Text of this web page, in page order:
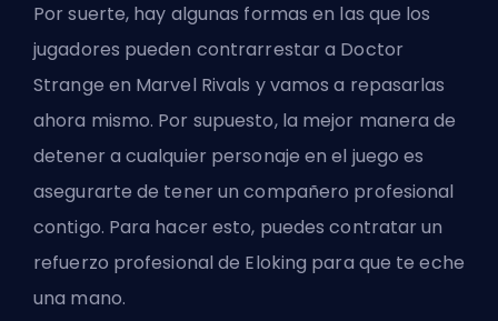
Por suerte, hay algunas formas en las que los
jugadores pueden contrarrestar a Doctor
Strange en Marvel Rivals y vamos a repasarlas
ahora mismo. Por supuesto, la mejor manera de
detener a cualquier personaje en el juego es
asegurarte de tener un compañero profesional
contigo. Para hacer esto, puedescontratar un
refuerzo profesional de Eloking para que te eche
una mano.